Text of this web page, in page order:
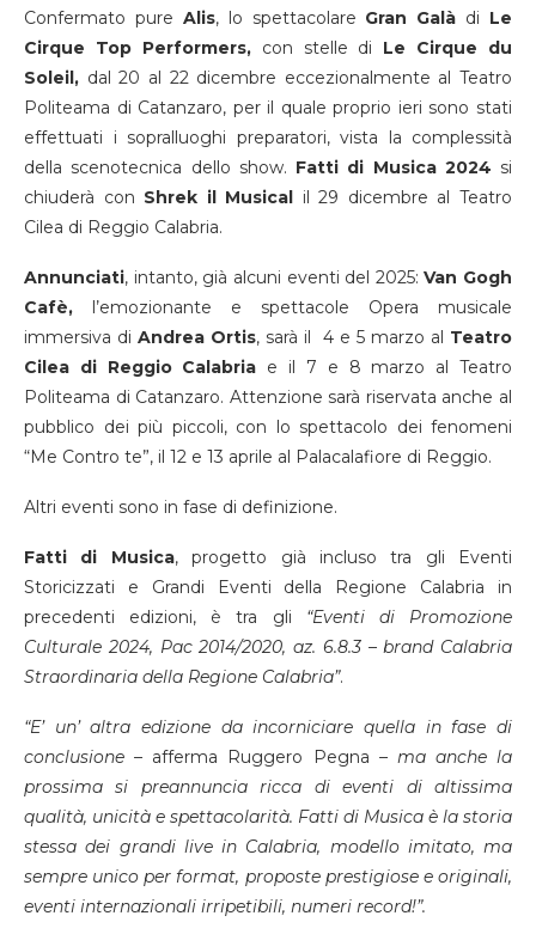
Confermato pure Alis, lo spettacolare Gran Galà di Le
Cirque Top Performers,con stelle di Le Cirque du
Soleil, dal 20 al 22 dicembre eccezionalmente al Teatro
Politeama di Catanzaro, per il quale proprio ieri sono stati
effettuati i sopralluoghi preparatori, vista la complessità
della scenotecnica dello show. Fatti di Musica 2024 si
chiuderà con Shrek il Musical il 29 dicembre al Teatro
Cilea di Reggio Calabria.
Annunciati, intanto, già alcuni eventi del 2025:Van Gogh
Cafè, l’emozionante e spettacole Opera musicale
immersiva di Andrea Ortis, sarà il 4 e 5 marzo al Teatro
Cilea di Reggio Calabria e il 7 e 8 marzo al Teatro
Politeama di Catanzaro. Attenzione sarà riservata anche al
pubblico dei più piccoli, con lo spettacolo dei fenomeni
“Me Contro te”, il 12 e 13 aprile al Palacalafiore di Reggio.
Altri eventi sono in fase di definizione.
Fatti di Musica, progetto già incluso tra gli Eventi
Storicizzati e Grandi Eventi della Regione Calabria in
precedenti edizioni, è tra gli “Eventi di Promozione
Culturale 2024, Pac 2014/2020, az. 6.8.3 – brand Calabria
Straordinaria della Regione Calabria”.
“E’ un’ altra edizione da incorniciare quella in fase di
conclusione – afferma Ruggero Pegna – ma anche la
prossima si preannuncia ricca di eventi di altissima
qualità, unicità e spettacolarità. Fatti di Musica è la storia
stessa dei grandi live in Calabria, modello imitato, ma
sempre unico per format, proposte prestigiose e originali,
eventi internazionali irripetibili, numeri record!”.